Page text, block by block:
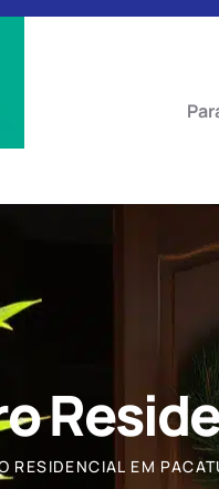
RESIDENCIAL EM